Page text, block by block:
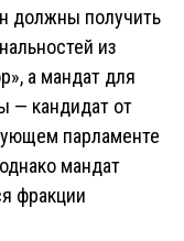
должны получить
из
а мандат для
— кандидат от
парламенте
мандат
фракции